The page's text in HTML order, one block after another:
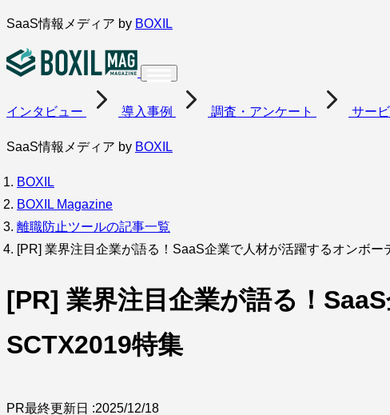
内
を
キ
SaaS情報メディア by BOXIL
インタビュー 導入事例 調査・アンケート サー
SaaS情報メディア by BOXIL
BOXIL
BOXIL Magazine
離職防止ツールの記事一覧
[PR] 業界注目企業が語る！SaaS企業で人材が活躍するオンボ
[PR] 業界注目企業が語る！
SCTX2019特集
PR最終更新日 :2025/12/18